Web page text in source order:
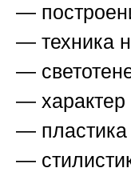
—
— техника
—
— характер
— пластика
—